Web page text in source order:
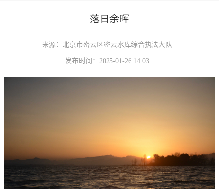
落日余晖
来源：北京市密云区密云水库综合执法大队
发布时间：2025-01-26 14:03